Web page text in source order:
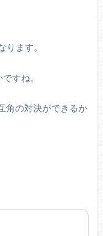
ます。
すね。
角の対決ができるか